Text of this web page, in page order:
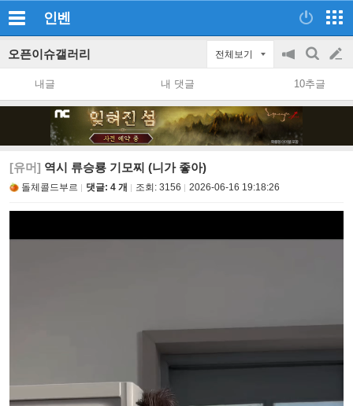
인벤
오픈이슈갤러리 전체보기
공
지
on/off
검
색
글
쓰
내글 내 댓글 10추글
[유머] 역시 류승룡 기모찌 (니가 좋아)
돌체콜드부르 댓글: 4 개 조회: 3156 2026-06-16 19:18:26